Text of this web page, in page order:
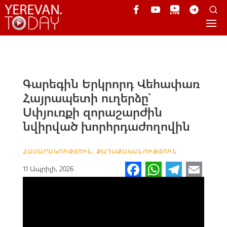
Գարեգին Երկրորդ Վեհափառ
Հայրապետի ուղերձը՝
Սփյուռքի զորաշարժին
նվիրված խորհրդաժողովին
ՀԱՍԱՐԱԿՈՒԹՅՈՒՆ, ՔԱՂԱՔԱԿԱՆՈՒԹՅՈՒՆ
11 Ապրիլի, 2026 Fa W Te